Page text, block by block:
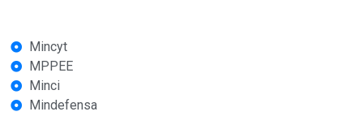
Mincyt
MPPEE
Minci
Mindefensa